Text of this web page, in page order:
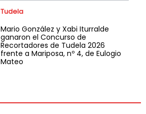
Tudela
Mario González y Xabi Iturralde
ganaron el Concurso de
Recortadores de Tudela 2026
frente a Mariposa, nº 4, de Eulogio
Mateo